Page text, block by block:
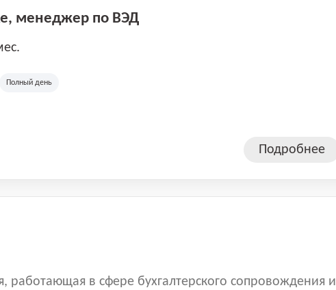
менеджер по ВЭД
Полный день
Подробнее
в сфере бухгалтерского сопровождения и